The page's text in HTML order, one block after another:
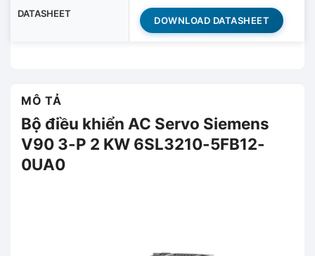
DATASHEET
DOWNLOAD DATASHEET
MÔ TẢ
Bộ điều khiển AC Servo Siemens
V90 3-P 2 KW 6SL3210-5FB12-
0UA0